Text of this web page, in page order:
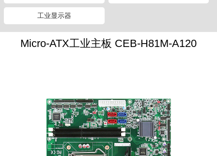
工业显示器
Micro-ATX工业主板 CEB-H81M-A120